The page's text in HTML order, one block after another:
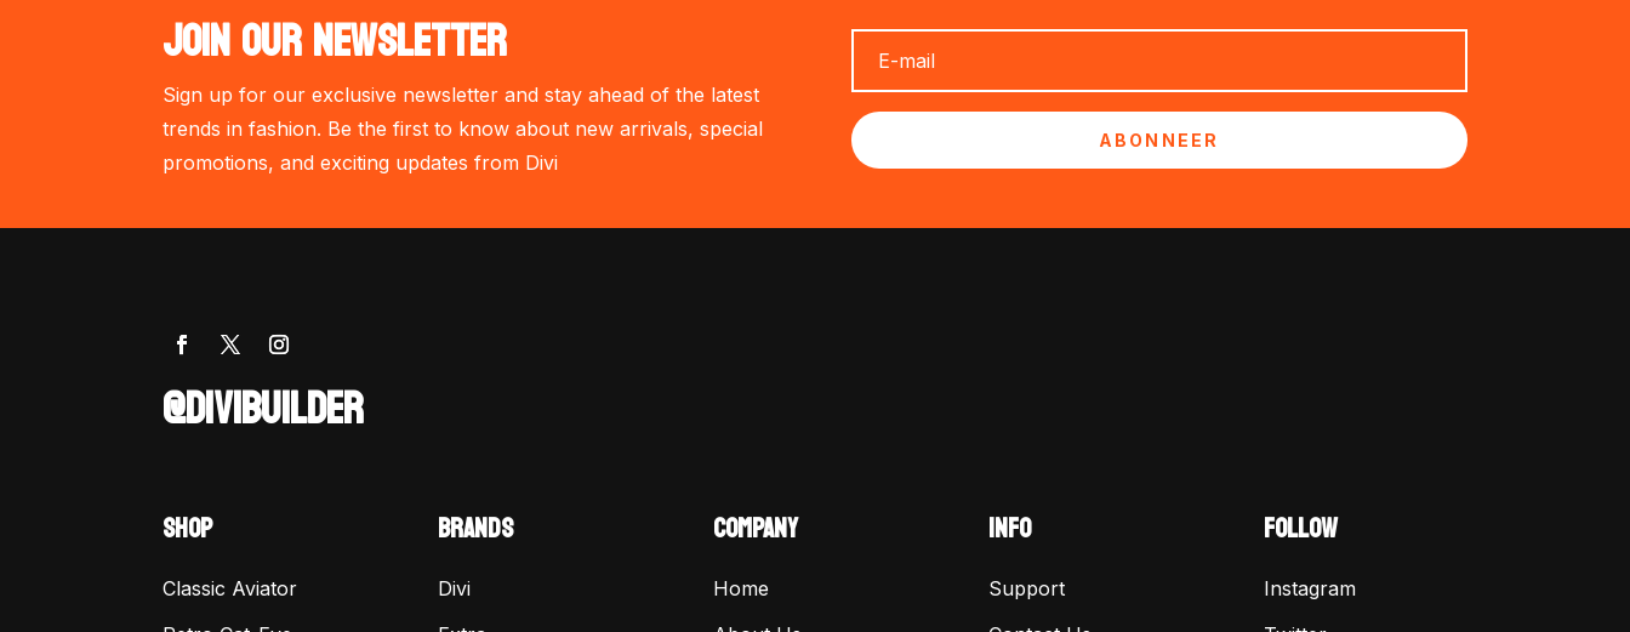
JOIN OUR NEWSLETTER
Sign up for our exclusive newsletter and stay ahead of the latest
trends in fashion. Be the first to know about new arrivals, special
promotions, and exciting updates from Divi
ABONNEER
@DIVIBUILDER
SHOP
Classic Aviator
BRANDS
Divi
COMPANY
Home
INFO
Support
FOLLOW
Instagram